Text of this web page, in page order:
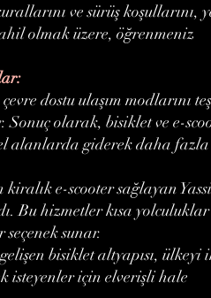
ve sürüş koşullarını,
olmak üzere, öğrenmeniz
dostu ulaşım modlarını
Sonuç olarak, bisiklet ve e-
alanlarda giderek daha fazla
e-scooter sağlayan
Bu hizmetler kısa
sunar.
bisiklet altyapısı, ülkeyi
isteyenler için elverişli hale